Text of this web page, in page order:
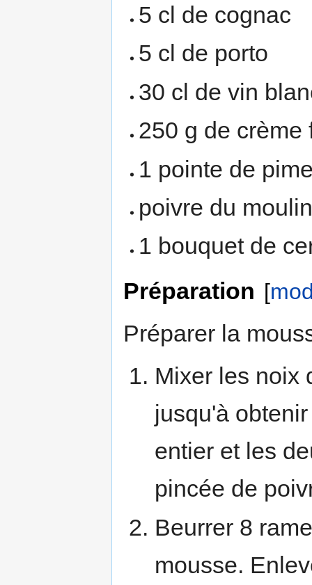
5 cl de cognac
5 cl de porto
30 cl de vin
250 g de crème
1 pointe de
poivre du
1 bouquet de
Préparation [
Préparer la
Mixer les noix
jusqu'à
entier et les
pincée de
Beurrer 8
mousse.